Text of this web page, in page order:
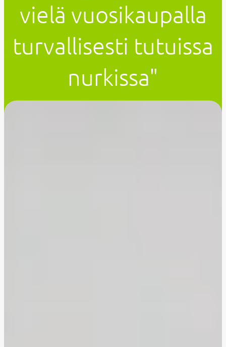
vielä vuosikaupalla
turvallisesti tutuissa
nurkissa"